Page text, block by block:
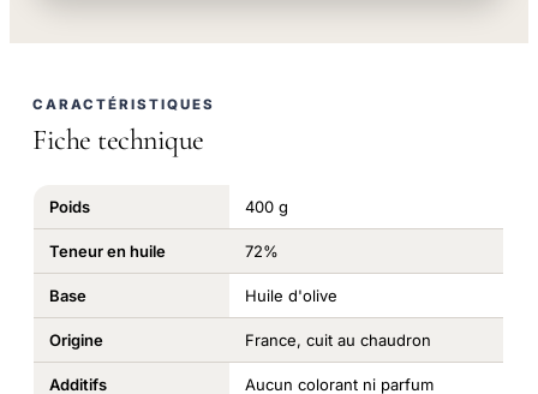
CARACTÉRISTIQUES
Fiche technique
Poids 400 g
Teneur en huile 72%
Base Huile d'olive
Origine France, cuit au chaudron
Additifs Aucun colorant ni parfum